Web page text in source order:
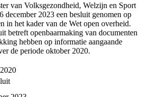
van Volksgezondheid, Welzijn en Sport
december 2023 een besluit genomen op
in het kader van de Wet open overheid.
betreft openbaarmaking van documenten
hebben op informatie aangaande
de periode oktober 2020.